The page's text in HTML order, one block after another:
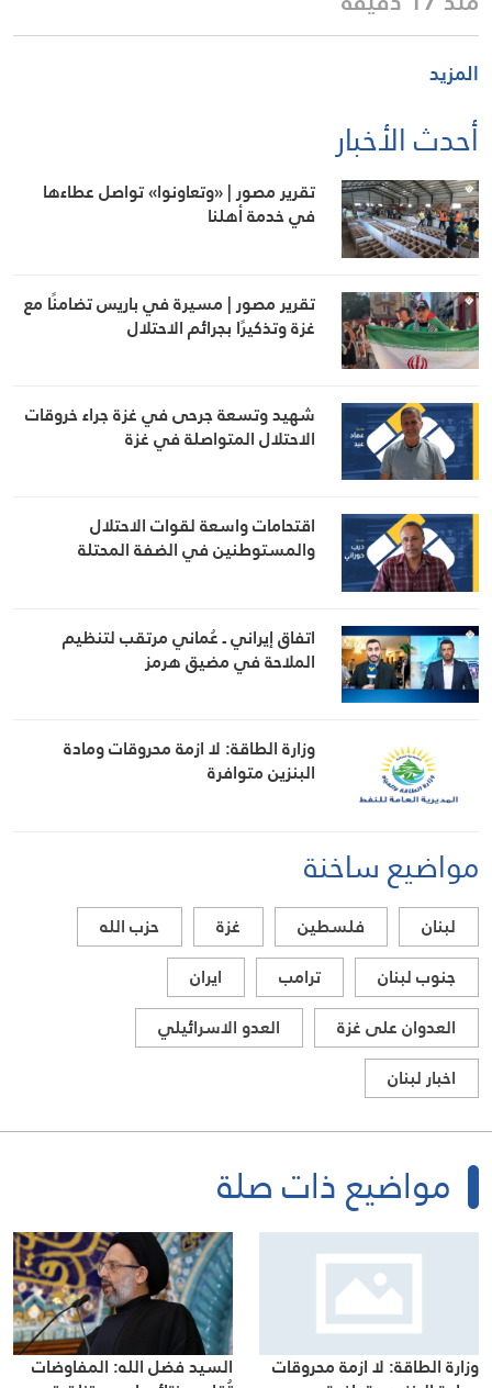
المزيد
أحدث الأخبار
تقرير مصور | «وتعاونوا» تواصل عطاءها
في خدمة أهلنا
تقرير مصور | مسيرة في باريس تضامنًا مع
غزة وتذكيرًا بجرائم الاحتلال
شهيد وتسعة جرحى في غزة جراء خروقات
الاحتلال المتواصلة في غزة
اقتحامات واسعة لقوات الاحتلال
والمستوطنين في الضفة المحتلة
اتفاق إيراني ـ عُماني مرتقب لتنظيم
الملاحة في مضيق هرمز
وزارة الطاقة: لا ازمة محروقات ومادة
البنزين متوافرة
مواضيع ساخنة
لبنان فلسطين غزة
حزب الله
جنوب لبنان
ترامب
ايران
العدوان على غزة
العدو الاسرائيلي
اخبار لبنان
مواضيع ذات صلة
وزارة الطاقة: لا ازمة محروقات السيد فضل الله: المفاوضات